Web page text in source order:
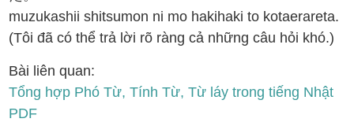
muzukashii shitsumon ni mo hakihaki to kotaerareta.
(Tôi đã có thể trả lời rõ ràng cả những câu hỏi khó.)
Bài liên quan:
Tổng hợp Phó Từ, Tính Từ, Từ láy trong tiếng Nhật
PDF